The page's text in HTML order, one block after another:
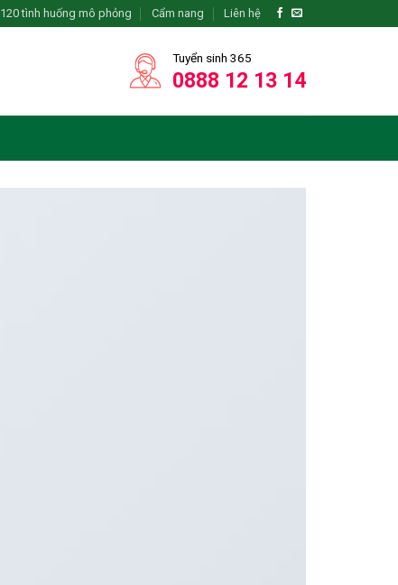
120 tình huống mô phỏng Cẩm nang Liên hệ
Tuyển sinh 365
0888 12 13 14